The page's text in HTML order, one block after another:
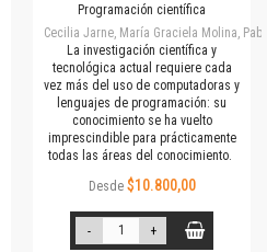
Programación científica
Cecilia Jarne, María Graciela Molina,
La investigación científica y
tecnológica actual requiere cada
vez más del uso de computadoras y
lenguajes de programación: su
conocimiento se ha vuelto
imprescindible para prácticamente
todas las áreas del conocimiento.
Desde $10.800,00
- +